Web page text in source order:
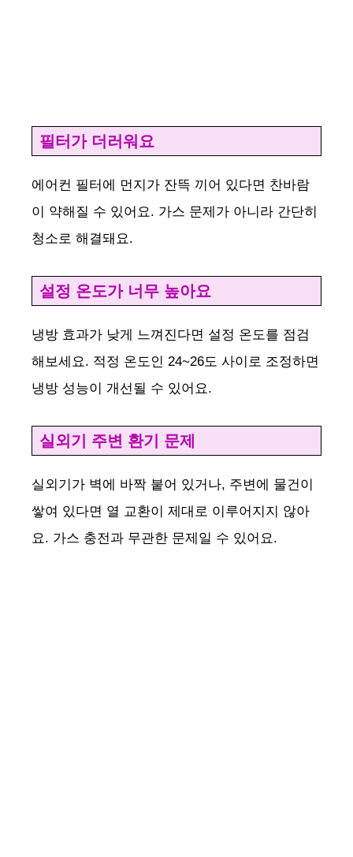
필터가 더러워요
에어컨 필터에 먼지가 잔뜩 끼어 있다면 찬바람
이 약해질 수 있어요. 가스 문제가 아니라 간단히
청소로 해결돼요.
설정 온도가 너무 높아요
냉방 효과가 낮게 느껴진다면 설정 온도를 점검
해보세요. 적정 온도인 24~26도 사이로 조정하면
냉방 성능이 개선될 수 있어요.
실외기 주변 환기 문제
실외기가 벽에 바짝 붙어 있거나, 주변에 물건이
쌓여 있다면 열 교환이 제대로 이루어지지 않아
요. 가스 충전과 무관한 문제일 수 있어요.